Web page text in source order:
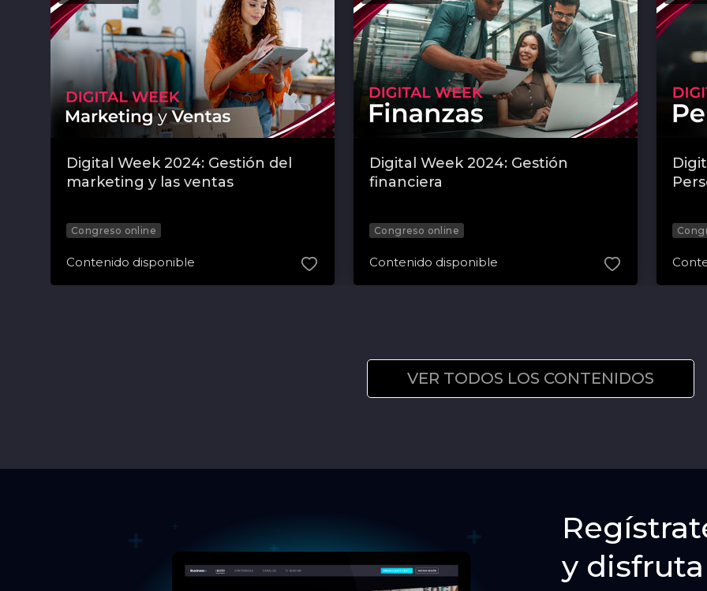
Digital Week 2024: Gestión del
marketing y las ventas
Congreso online
Contenido disponible
Digital Week 2024: Gestión
financiera
Congreso online
Contenido disponible
VER TODOS LOS CONTENIDOS
y